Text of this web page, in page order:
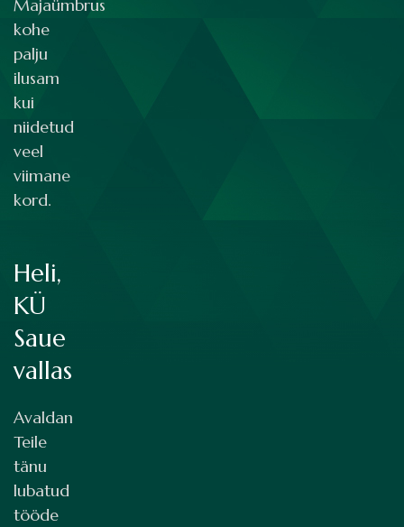
Majaümbrus
kohe
palju
ilusam
kui
niidetud
veel
viimane
kord.
Heli,
KÜ
Saue
vallas
Avaldan
Teile
tänu
lubatud
tööde